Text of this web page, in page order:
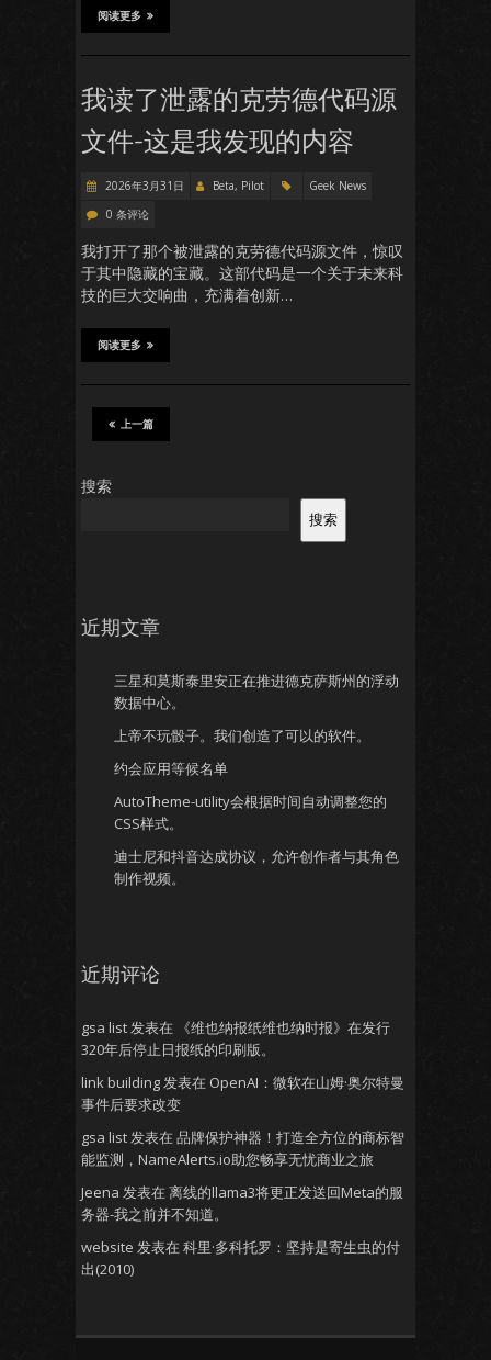
阅读更多
我读了泄露的克劳德代码源
文件-这是我发现的内容
2026年3月31日 Beta, Pilot
Geek News
0 条评论
我打开了那个被泄露的克劳德代码源文件，惊叹
于其中隐藏的宝藏。这部代码是一个关于未来科
技的巨大交响曲，充满着创新…
阅读更多
上一篇
搜索
搜索
近期文章
三星和莫斯泰里安正在推进德克萨斯州的浮动
数据中心。
上帝不玩骰子。我们创造了可以的软件。
约会应用等候名单
AutoTheme-utility会根据时间自动调整您的
CSS样式。
迪士尼和抖音达成协议，允许创作者与其角色
制作视频。
近期评论
gsa list发表在
《维也纳报纸维也纳时报》在发行
320年后停止日报纸的印刷版。
link building发表在 OpenAI：微软在山姆·奥尔特曼
事件后要求改变
gsa list发表在 品牌保护神器！打造全方位的商标智
能监测，NameAlerts.io助您畅享无忧商业之旅
Jeena 发表在 离线的llama3将更正发送回Meta的服
务器-我之前并不知道。
website 发表在 科里·多科托罗：坚持是寄生虫的付
出(2010)